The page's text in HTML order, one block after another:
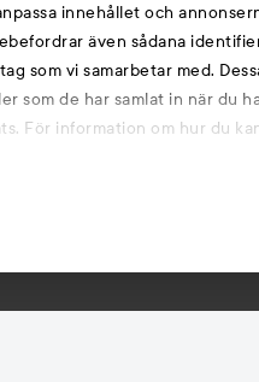
innehållet och
även sådana
som vi samarbetar med.
som de har samlat in när du
För information om hur du
Du kanske
Smink
Hårnålar